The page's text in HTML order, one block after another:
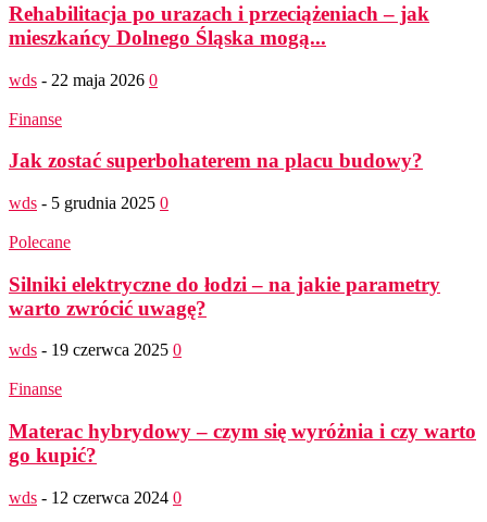
Rehabilitacja po urazach i przeciążeniach – jak
mieszkańcy Dolnego Śląska mogą...
wds - 22 maja 2026 0
Finanse
Jak zostać superbohaterem na placu budowy?
wds - 5 grudnia 2025 0
Polecane
Silniki elektryczne do łodzi – na jakie parametry
warto zwrócić uwagę?
wds - 19 czerwca 2025 0
Finanse
Materac hybrydowy – czym się wyróżnia i czy warto
go kupić?
wds - 12 czerwca 2024 0